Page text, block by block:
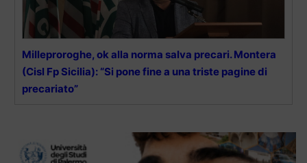
Milleproroghe, ok alla norma salva precari. Montera
(Cisl Fp Sicilia): “Si pone fine a una triste pagine di
precariato”